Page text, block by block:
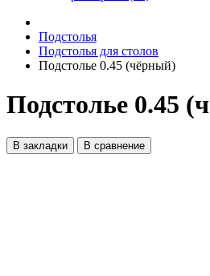
Подстолья
Подстолья для столов
Подстолье 0.45 (чёрный)
Подстолье 0.45
В закладки В сравнение